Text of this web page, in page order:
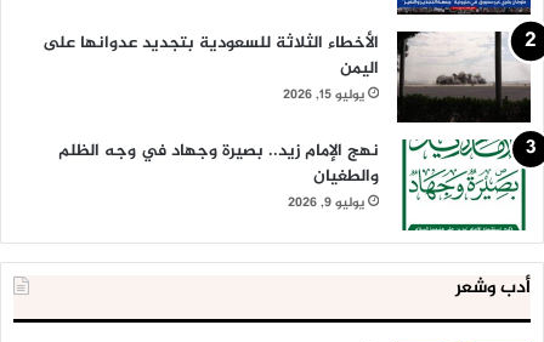
الأخطاء الثلاثة للسعودية بتجديد عدوانها على
اليمن
يوليو 15, 2026
نهج الإمام زيد.. بصيرة وجهاد في وجه الظلم
والطغيان
يوليو 9, 2026
أدب وشعر